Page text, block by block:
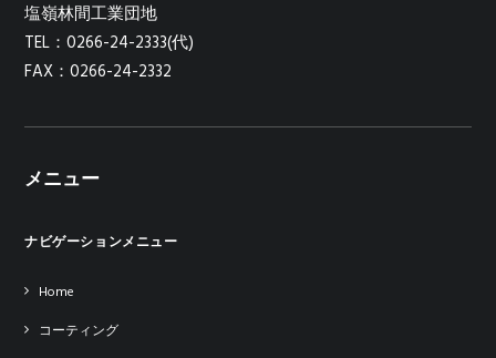
塩嶺林間工業団地
TEL：0266-24-2333(代)
FAX：0266-24-2332
メニュー
ナビゲーションメニュー
Home
コーティング